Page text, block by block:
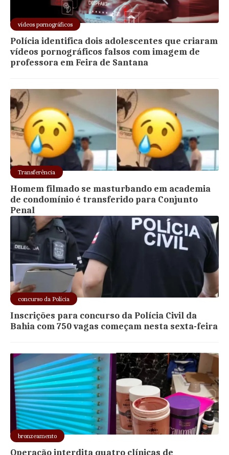
vídeos pornográficos
Polícia identifica dois adolescentes que criaram
vídeos pornográficos falsos com imagem de
professora em Feira de Santana
Transferência
Homem filmado se masturbando em academia
de condomínio é transferido para Conjunto
Penal
concurso da Polícia
Inscrições para concurso da Polícia Civil da
Bahia com 750 vagas começam nesta sexta-feira
bronzeamento
Operação interdita quatro clínicas de